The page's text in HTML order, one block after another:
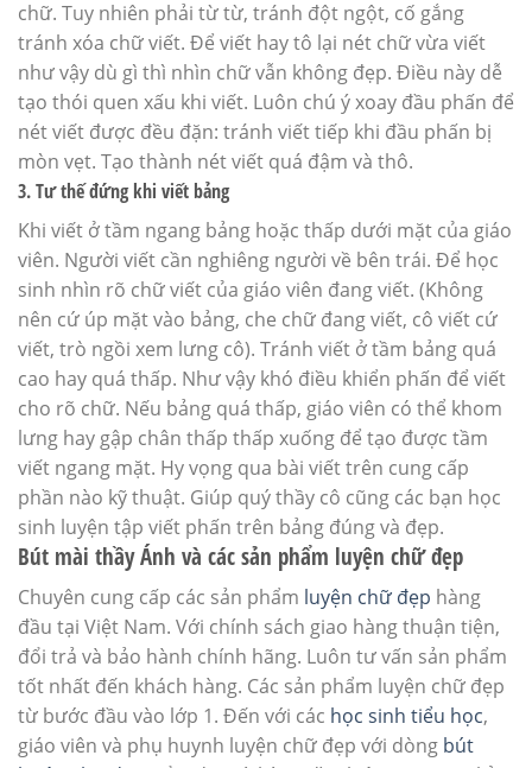
chữ. Tuy nhiên phải từ từ, tránh đột ngột, cố gắng
tránh xóa chữ viết. Để viết hay tô lại nét chữ vừa viết
như vậy dù gì thì nhìn chữ vẫn không đẹp. Điều này dễ
tạo thói quen xấu khi viết. Luôn chú ý xoay đầu phấn để
nét viết được đều đặn: tránh viết tiếp khi đầu phấn bị
mòn vẹt. Tạo thành nét viết quá đậm và thô.
3. Tư thế đứng khi viết bảng
Khi viết ở tầm ngang bảng hoặc thấp dưới mặt của giáo
viên. Người viết cần nghiêng người về bên trái. Để học
sinh nhìn rõ chữ viết của giáo viên đang viết. (Không
nên cứ úp mặt vào bảng, che chữ đang viết, cô viết cứ
viết, trò ngồi xem lưng cô). Tránh viết ở tầm bảng quá
cao hay quá thấp. Như vậy khó điều khiển phấn để viết
cho rõ chữ. Nếu bảng quá thấp, giáo viên có thể khom
lưng hay gập chân thấp thấp xuống để tạo được tầm
viết ngang mặt. Hy vọng qua bài viết trên cung cấp
phần nào kỹ thuật. Giúp quý thầy cô cũng các bạn học
sinh luyện tập viết phấn trên bảng đúng và đẹp.
Bút mài thầy Ánh và các sản phẩm luyện chữ đẹp
Chuyên cung cấp các sản phẩm luyện chữ đẹp hàng
đầu tại Việt Nam. Với chính sách giao hàng thuận tiện,
đổi trả và bảo hành chính hãng. Luôn tư vấn sản phẩm
tốt nhất đến khách hàng. Các sản phẩm luyện chữ đẹp
từ bước đầu vào lớp 1. Đến với các học sinh tiểu học,
giáo viên và phụ huynh luyện chữ đẹp với dòng bút